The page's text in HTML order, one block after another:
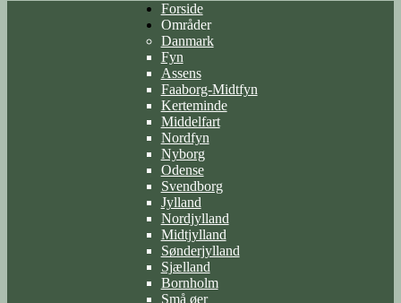
Forside
Områder
Danmark
Fyn
Assens
Faaborg-Midtfyn
Kerteminde
Middelfart
Nordfyn
Nyborg
Odense
Svendborg
Jylland
Nordjylland
Midtjylland
Sønderjylland
Sjælland
Bornholm
Små øer